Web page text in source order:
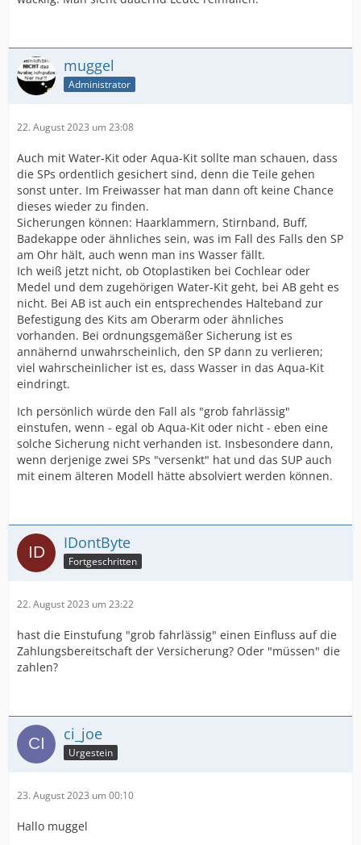
muggel
Administrator
22. August 2023 um 23:08
Auch mit Water-Kit oder Aqua-Kit sollte man schauen, dass
die SPs ordentlich gesichert sind, denn die Teile gehen
sonst unter. Im Freiwasser hat man dann oft keine Chance
dieses wieder zu finden.
Sicherungen können: Haarklammern, Stirnband, Buff,
Badekappe oder ähnliches sein, was im Fall des Falls den SP
am Ohr hält, auch wenn man ins Wasser fällt.
Ich weiß jetzt nicht, ob Otoplastiken bei Cochlear oder
Medel und dem zugehörigen Water-Kit geht, bei AB geht es
nicht. Bei AB ist auch ein entsprechendes Halteband zur
Befestigung des Kits am Oberarm oder ähnliches
vorhanden. Bei ordnungsgemäßer Sicherung ist es
annähernd unwahrscheinlich, den SP dann zu verlieren;
viel wahrscheinlicher ist es, dass Wasser in das Aqua-Kit
eindringt.
Ich persönlich würde den Fall als "grob fahrlässig"
einstufen, wenn - egal ob Aqua-Kit oder nicht - eben eine
solche Sicherung nicht verhanden ist. Insbesondere dann,
wenn derjenige zwei SPs "versenkt" hat und das SUP auch
mit einem älteren Modell hätte absolviert werden können.
IDontByte
Fortgeschritten
22. August 2023 um 23:22
hast die Einstufung "grob fahrlässig" einen Einfluss auf die
Zahlungsbereitschaft der Versicherung? Oder "müssen" die
zahlen?
ci_joe
Urgestein
23. August 2023 um 00:10
Hallo muggel